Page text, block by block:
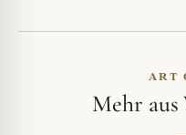
ART
Mehr aus